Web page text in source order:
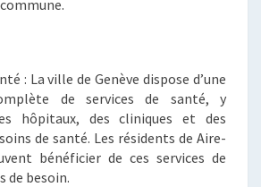
: La ville de Genève dispose d’une
de services de santé, y
hôpitaux, des cliniques et des
de santé. Les résidents de Aire-
bénéficier de ces services de
de besoin.